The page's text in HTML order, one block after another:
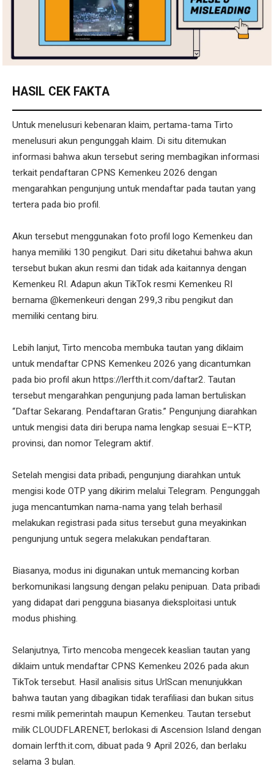
HASIL CEK FAKTA
Untuk menelusuri kebenaran klaim, pertama-tama Tirto
menelusuri akun pengunggah klaim. Di situ ditemukan
informasi bahwa akun tersebut sering membagikan informasi
terkait pendaftaran CPNS Kemenkeu 2026 dengan
mengarahkan pengunjung untuk mendaftar pada tautan yang
tertera pada bio profil.
Akun tersebut menggunakan foto profil logo Kemenkeu dan
hanya memiliki 130 pengikut. Dari situ diketahui bahwa akun
tersebut bukan akun resmi dan tidak ada kaitannya dengan
Kemenkeu RI. Adapun akun TikTok resmi Kemenkeu RI
bernama @kemenkeuri dengan 299,3 ribu pengikut dan
memiliki centang biru.
Lebih lanjut, Tirto mencoba membuka tautan yang diklaim
untuk mendaftar CPNS Kemenkeu 2026 yang dicantumkan
pada bio profil akun https://lerfth.it.com/daftar2. Tautan
tersebut mengarahkan pengunjung pada laman bertuliskan
“Daftar Sekarang. Pendaftaran Gratis.” Pengunjung diarahkan
untuk mengisi data diri berupa nama lengkap sesuai E–KTP,
provinsi, dan nomor Telegram aktif.
Setelah mengisi data pribadi, pengunjung diarahkan untuk
mengisi kode OTP yang dikirim melalui Telegram. Pengunggah
juga mencantumkan nama-nama yang telah berhasil
melakukan registrasi pada situs tersebut guna meyakinkan
pengunjung untuk segera melakukan pendaftaran.
Biasanya, modus ini digunakan untuk memancing korban
berkomunikasi langsung dengan pelaku penipuan. Data pribadi
yang didapat dari pengguna biasanya dieksploitasi untuk
modus phishing.
Selanjutnya, Tirto mencoba mengecek keaslian tautan yang
diklaim untuk mendaftar CPNS Kemenkeu 2026 pada akun
TikTok tersebut. Hasil analisis situs UrlScan menunjukkan
bahwa tautan yang dibagikan tidak terafiliasi dan bukan situs
resmi milik pemerintah maupun Kemenkeu. Tautan tersebut
milik CLOUDFLARENET, berlokasi di Ascension Island dengan
domain lerfth.it.com, dibuat pada 9 April 2026, dan berlaku
selama 3 bulan.